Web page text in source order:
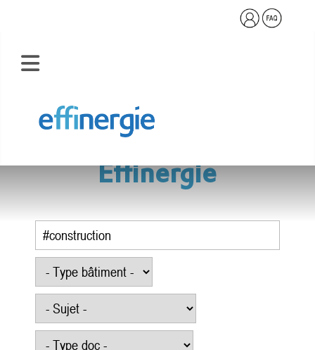
Base documentaire
Effinergie